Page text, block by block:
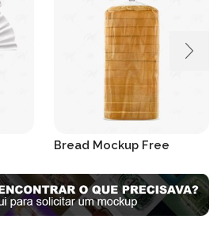
Bread Mockup Free